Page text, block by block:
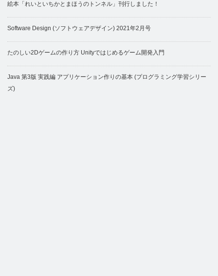
絵本「れいといちかとまほうのトンネル」刊行しました！
Software Design (ソフトウェアデザイン) 2021年2月号
たのしい2Dゲームの作り方 Unityではじめるゲーム開発入門
Java 第3版 実践編 アプリケーション作りの基本 (プログラミング学習シリー
ズ)